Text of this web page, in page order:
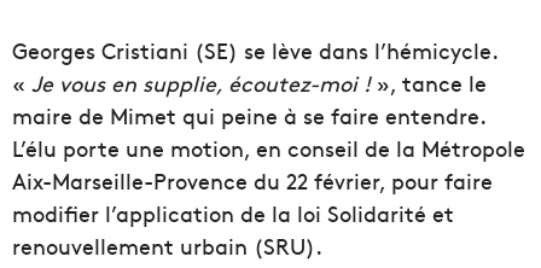
Georges Cristiani (SE) se lève dans l’hémicycle.
« Je vous en supplie, écoutez-moi !», tance le
maire de Mimet qui peine à se faire entendre.
L’élu porte une motion, en conseil de la Métropole
Aix-Marseille-Provence du 22 février, pour faire
modifier l’application de la loi Solidarité et
renouvellement urbain (SRU).